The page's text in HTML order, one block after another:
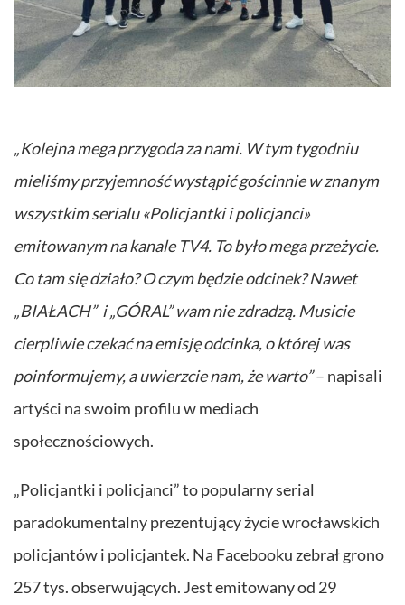
„Kolejna mega przygoda za nami. W tym tygodniu
mieliśmy przyjemność wystąpić gościnnie w znanym
wszystkim serialu «Policjantki i policjanci»
emitowanym na kanale TV4. To było mega przeżycie.
Co tam się działo? O czym będzie odcinek? Nawet
„BIAŁACH” i „GÓRAL” wam nie zdradzą. Musicie
cierpliwie czekać na emisję odcinka, o której was
poinformujemy, a uwierzcie nam, że warto”– napisali
artyści na swoim profilu w mediach
społecznościowych.
„Policjantki i policjanci” to popularny serial
paradokumentalny prezentujący życie wrocławskich
policjantów i policjantek. Na Facebooku zebrał grono
257 tys. obserwujących. Jest emitowany od 29